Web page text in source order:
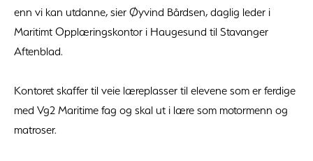
enn vi kan utdanne, sier Øyvind Bårdsen, daglig leder i
Maritimt Opplæringskontor i Haugesund til Stavanger
Aftenblad.
Kontoret skaffer til veie læreplasser til elevene som er ferdige
med Vg2 Maritime fag og skal ut i lære som motormenn og
matroser.